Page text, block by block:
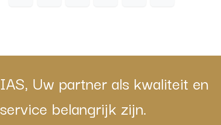
IAS, Uw partner als kwaliteit en
service belangrijk zijn.